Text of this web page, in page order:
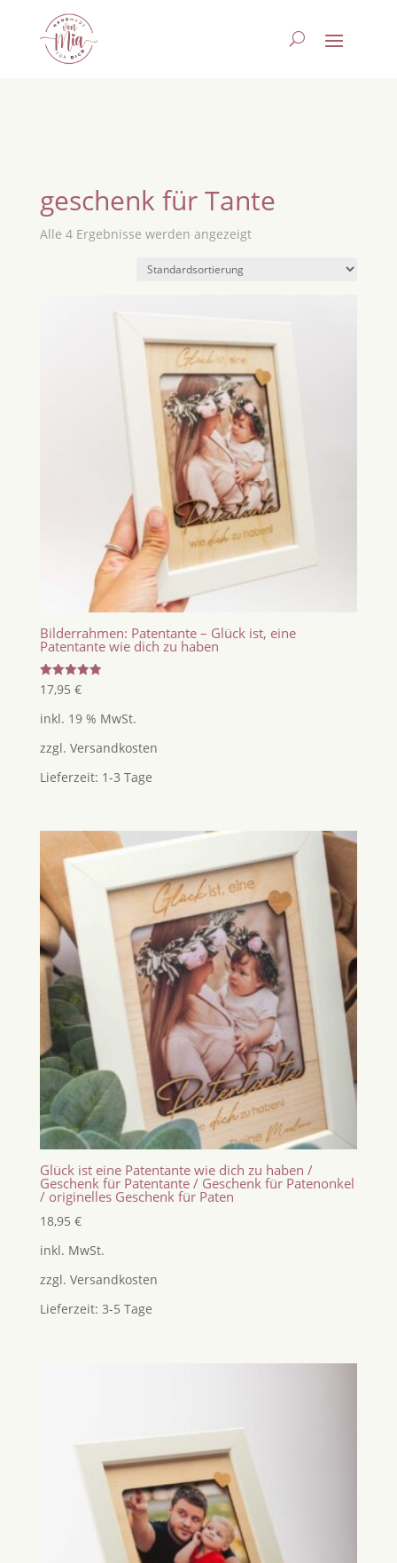
geschenk für Tante
Alle 4 Ergebnisse werden angezeigt
Bilderrahmen: Patentante – Glück ist, eine
Patentante wie dich zu haben
Bewertet
mit
von 5
17,95 €
inkl. 19 % MwSt.
zzgl. Versandkosten
Lieferzeit: 1-3 Tage
Glück ist eine Patentante wie dich zu haben /
Geschenk für Patentante / Geschenk für Patenonkel
/ originelles Geschenk für Paten
18,95 €
inkl. MwSt.
zzgl. Versandkosten
Lieferzeit: 3-5 Tage